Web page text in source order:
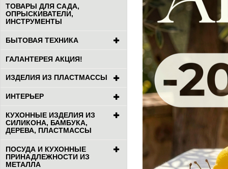
ТОВАРЫ ДЛЯ САДА,
ОПРЫСКИВАТЕЛИ,
ИНСТРУМЕНТЫ
БЫТОВАЯ ТЕХНИКА
ГАЛАНТЕРЕЯ АКЦИЯ!
ИЗДЕЛИЯ ИЗ ПЛАСТМАССЫ
ИНТЕРЬЕР
КУХОННЫЕ ИЗДЕЛИЯ ИЗ
СИЛИКОНА, БАМБУКА,
ДЕРЕВА, ПЛАСТМАССЫ
ПОСУДА И КУХОННЫЕ
ПРИНАДЛЕЖНОСТИ ИЗ
МЕТАЛЛА